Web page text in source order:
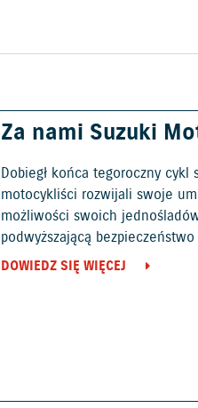
Za nami Suzuki
Dobiegł końca tegoroczny cykl
motocykliści rozwijali swoje
możliwości swoich
podwyższającą
DOWIEDZ SIĘ WIĘCEJ